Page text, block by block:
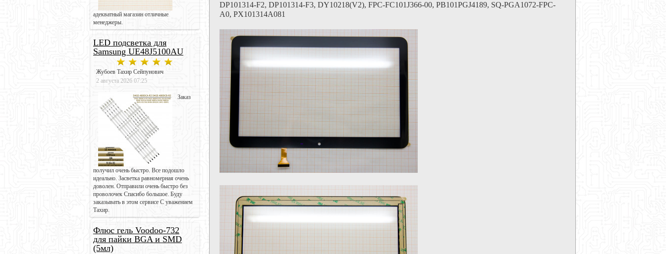
адекватный магазин отличные
менеджеры.
LED подсветка для
Samsung UE48J5100AU
Жубоев Тахир Сейпунович
2 августа 2026 07:25
Заказ
получил очень быстро. Все подошло
идеально. Засветка равномерная очень
доволен. Отправили очень быстро без
проволочек Спасибо большое. Буду
заказывать в этом сервисе С уважением
Тахир.
Флюс гель Voodoo-732
для пайки BGA и SMD
(5мл)
DP101314-F2, DP101314-F3, DY10218(V2), FPC-FC101J366-00, PB101PGJ4189, SQ-PGA1072-FPC-
A0, PX101314A081